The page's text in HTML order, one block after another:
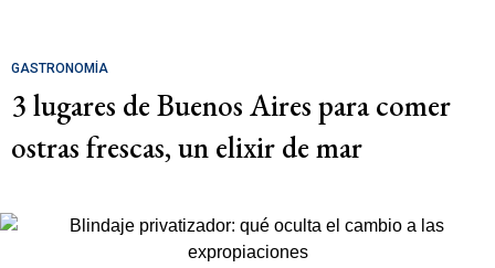
GASTRONOMÍA
3 lugares de Buenos Aires para comer
ostras frescas, un elixir de mar